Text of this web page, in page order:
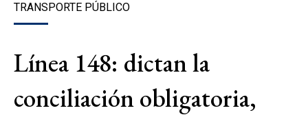
TRANSPORTE PÚBLICO
Línea 148: dictan la
conciliación obligatoria,